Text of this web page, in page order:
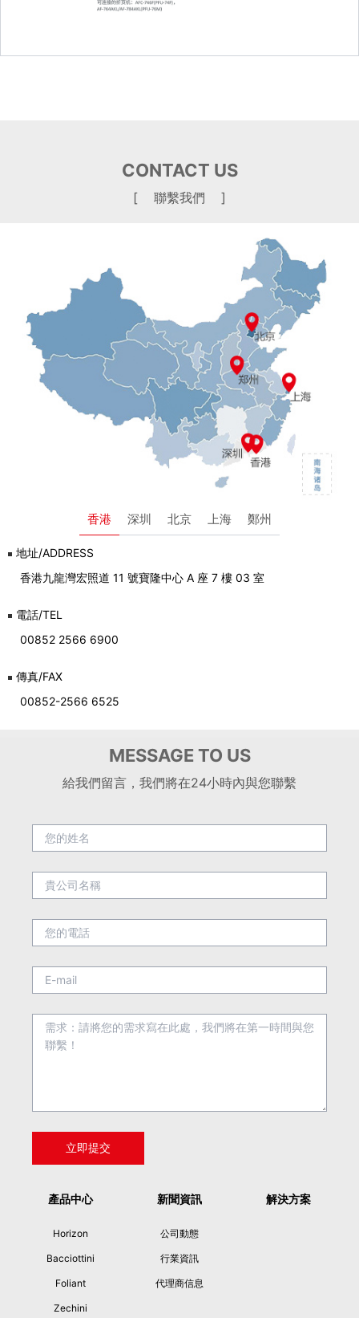
CONTACT US
[ 聯繫我們 ]
香港 深圳 北京 上海 鄭州
地址/ADDRESS
香港九龍灣宏照道 11 號寶隆中心 A 座 7 樓 03 室
電話/TEL
00852 2566 6900
傳真/FAX
00852-2566 6525
MESSAGE TO US
給我們留言，我們將在24小時內與您聯繫
產品中心
Horizon
Bacciottini
Foliant
Zechini
新聞資訊
公司動態
行業資訊
代理商信息
解決方案